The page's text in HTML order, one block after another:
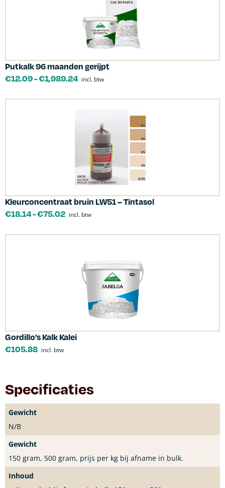
Putkalk 96 maanden gerijpt
€12.09-€1,989.24 incl. btw
Kleurconcentraat bruin LW51 – Tintasol
€18.14-€75.02 incl. btw
Gordillo’s Kalk Kalei
€105.88 incl. btw
Specificaties
Gewicht
N/B
Gewicht
150 gram, 500 gram, prijs per kg bij afname in bulk.
Inhoud